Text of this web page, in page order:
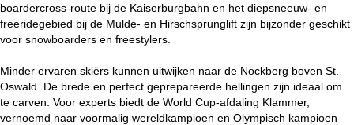
boardercross-route bij de Kaiserburgbahn en het diepsneeuw- en
freeridegebied bij de Mulde- en Hirschsprunglift zijn bijzonder geschikt
voor snowboarders en freestylers.
Minder ervaren skiërs kunnen uitwijken naar de Nockberg boven St.
Oswald. De brede en perfect geprepareerde hellingen zijn ideaal om
te carven. Voor experts biedt de World Cup-afdaling Klammer,
vernoemd naar voormalig wereldkampioen en Olympisch kampioen